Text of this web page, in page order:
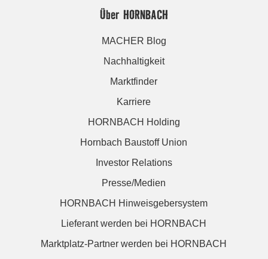
Über HORNBACH
MACHER Blog
Nachhaltigkeit
Marktfinder
Karriere
HORNBACH Holding
Hornbach Baustoff Union
Investor Relations
Presse/Medien
HORNBACH Hinweisgebersystem
Lieferant werden bei HORNBACH
Marktplatz-Partner werden bei HORNBACH